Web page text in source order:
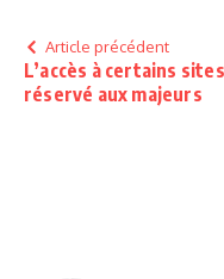
Article précédent
L’accès à certains sites
réservé aux majeurs